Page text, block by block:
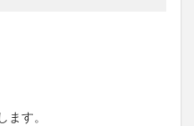
ます。